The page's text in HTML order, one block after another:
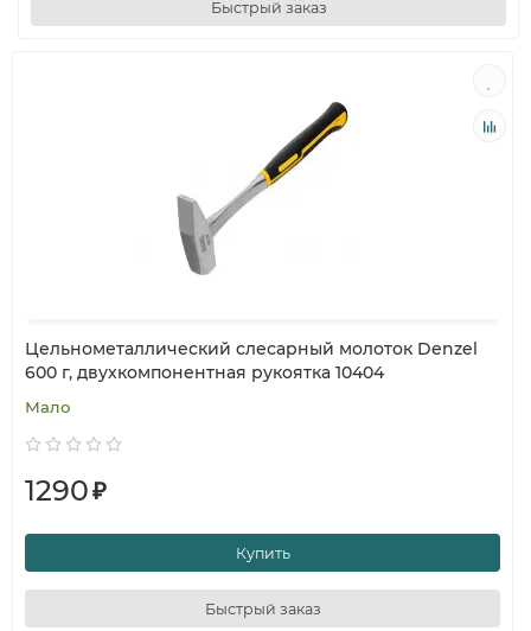
Быстрый заказ
Цельнометаллический слесарный молоток Denzel
600 г, двухкомпонентная рукоятка 10404
Мало
1290₽
Купить
Быстрый заказ